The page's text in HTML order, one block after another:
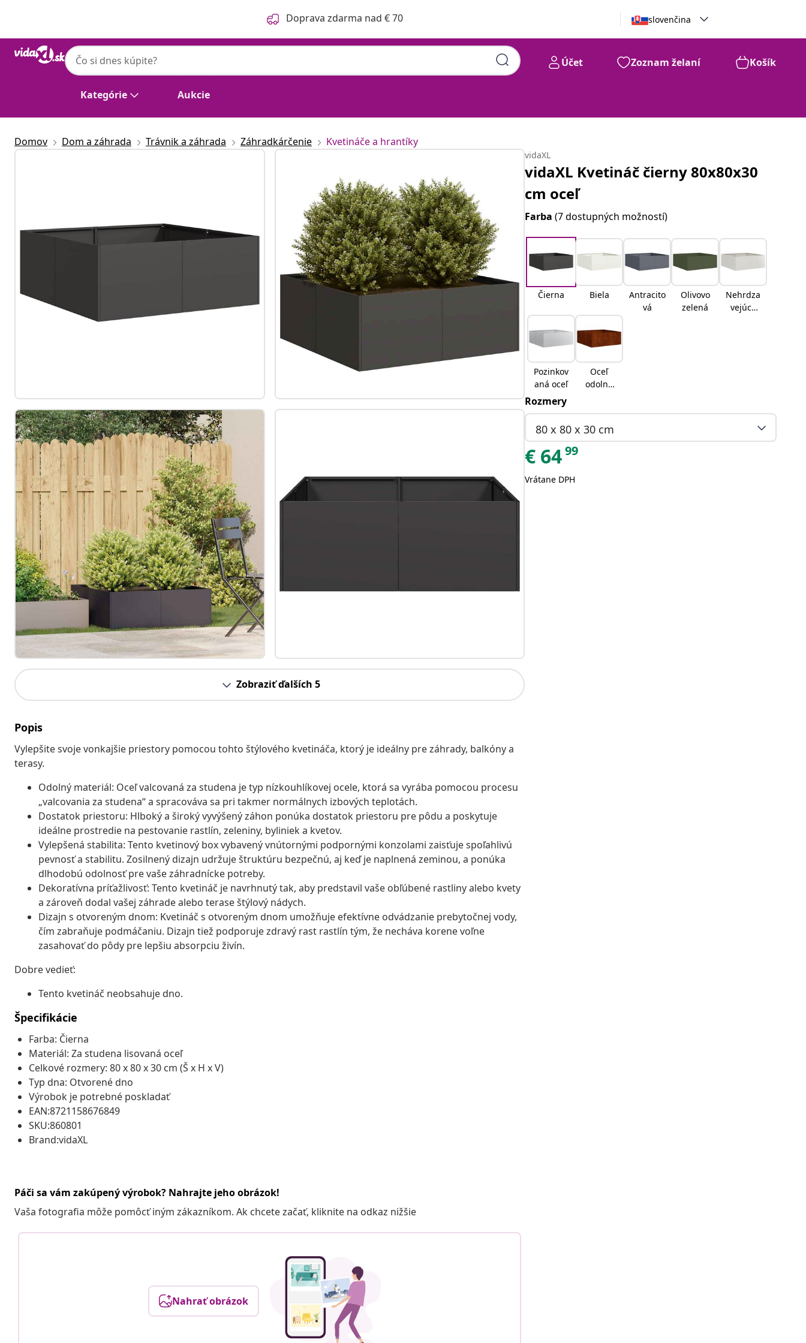
Doprava zdarma nad € 70 slovenčina
Kategórie Aukcie
Účet Zoznam želaní Košík
Domov Dom a záhrada Trávnik a záhrada Záhradkárčenie Kvetináče a hrantíky
Zobraziť ďalších 5
Popis
Vylepšite svoje vonkajšie priestory pomocou tohto štýlového kvetináča, ktorý je ideálny pre záhrady, balkóny a
terasy.
Odolný materiál: Oceľ valcovaná za studena je typ nízkouhlíkovej ocele, ktorá sa vyrába pomocou procesu
„valcovania za studena“ a spracováva sa pri takmer normálnych izbových teplotách.
Dostatok priestoru: Hlboký a široký vyvýšený záhon ponúka dostatok priestoru pre pôdu a poskytuje
ideálne prostredie na pestovanie rastlín, zeleniny, byliniek a kvetov.
Vylepšená stabilita: Tento kvetinový box vybavený vnútornými podpornými konzolami zaisťuje spoľahlivú
pevnosť a stabilitu. Zosilnený dizajn udržuje štruktúru bezpečnú, aj keď je naplnená zeminou, a ponúka
dlhodobú odolnosť pre vaše záhradnícke potreby.
Dekoratívna príťažlivosť: Tento kvetináč je navrhnutý tak, aby predstavil vaše obľúbené rastliny alebo kvety
a zároveň dodal vašej záhrade alebo terase štýlový nádych.
Dizajn s otvoreným dnom: Kvetináč s otvoreným dnom umožňuje efektívne odvádzanie prebytočnej vody,
čím zabraňuje podmáčaniu. Dizajn tiež podporuje zdravý rast rastlín tým, že necháva korene voľne
zasahovať do pôdy pre lepšiu absorpciu živín.
Dobre vedieť:
Tento kvetináč neobsahuje dno.
Špecifikácie
Farba: Čierna
Materiál: Za studena lisovaná oceľ
Celkové rozmery: 80 x 80 x 30 cm (Š x H x V)
Typ dna: Otvorené dno
Výrobok je potrebné poskladať
EAN:8721158676849
SKU:860801
Brand:vidaXL
Páči sa vám zakúpený výrobok? Nahrajte jeho obrázok!
Vaša fotografia môže pomôcť iným zákazníkom. Ak chcete začať, kliknite na odkaz nižšie
Nahrať obrázok
vidaXL
vidaXL Kvetináč čierny 80x80x30
cm oceľ
Farba(7 dostupných možností)
Čierna Biela
Antracito
vá
Olivovo
zelená
Nehrdza
vejúca
Pozinkov
aná oceľ
Oceľ
odolná
vplyvom
Rozmery
80 x 80 x 30 cm
€ 6499
Vrátane DPH